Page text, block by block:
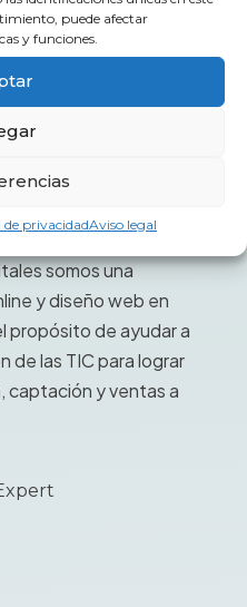
puede afectar
y funciones.
de privacidadAviso legal
somos una
y diseño web en
propósito de ayudar a
de las TIC para lograr
captación y ventas a